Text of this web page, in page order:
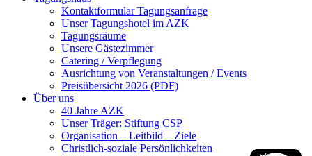
Kontaktformular Tagungsanfrage
Unser Tagungshotel im AZK
Tagungsräume
Unsere Gästezimmer
Catering / Verpflegung
Ausrichtung von Veranstaltungen / Events
Preisübersicht 2026 (PDF)
Über uns
40 Jahre AZK
Unser Träger: Stiftung CSP
Organisation – Leitbild – Ziele
Christlich-soziale Persönlichkeiten